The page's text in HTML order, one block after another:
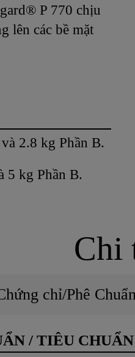
P 770 chịu
lên các bề mặt
2.8 kg Phần B.
5 kg Phần B.
Chi
chỉ/Phê
/ TIÊU CHUẨN